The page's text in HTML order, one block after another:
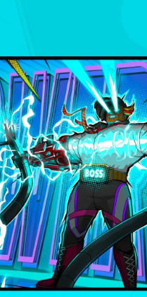
I
RUSH porusza się
po ataki wrogów.
które
wygląd –